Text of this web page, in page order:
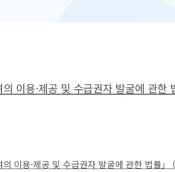
의 이용·제공 및 수급권자 발굴에 관한
의 이용·제공 및 수급권자 발굴에 관한 법률